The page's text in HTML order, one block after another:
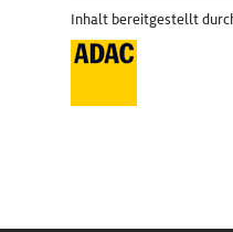
Inhalt bereitgestellt